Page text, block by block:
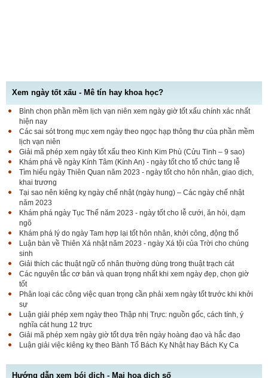
Xem ngày tốt xấu - Mê tín hay khoa học?
Bình chọn phần mềm lịch vạn niên xem ngày giờ tốt xấu chính xác nhất
hiện nay
Các sai sót trong mục xem ngày theo ngọc hạp thông thư của phần mềm
lịch vạn niên
Giải mã phép xem ngày tốt xấu theo Kinh Kim Phù (Cửu Tinh – 9 sao)
Khám phá về ngày Kính Tâm (Kính An) - ngày tốt cho tổ chức tang lễ
Tìm hiểu ngày Thiên Quan năm 2023 - ngày tốt cho hôn nhân, giao dịch,
khai trương
Tại sao nên kiêng kỵ ngày chế nhật (ngày hung) – Các ngày chế nhật
năm 2023
Khám phá ngày Tục Thế năm 2023 - ngày tốt cho lễ cưới, ăn hỏi, dạm
ngõ
Khám phá lý do ngày Tam hợp lại tốt hôn nhân, khởi công, động thổ
Luận bàn về Thiên Xá nhật năm 2023 - ngày Xá tội của Trời cho chúng
sinh
Giải thích các thuật ngữ cổ nhân thường dùng trong thuật trạch cát
Các nguyên tắc cơ bản và quan trọng nhất khi xem ngày đẹp, chọn giờ
tốt
Phân loại các công việc quan trọng cần phải xem ngày tốt trước khi khởi
sự
Luận giải phép xem ngày theo Thập nhị Trực: nguồn gốc, cách tính, ý
nghĩa cát hung 12 trực
Giải mã phép xem ngày giờ tốt dựa trên ngày hoàng đạo và hắc đạo
Luận giải việc kiêng kỵ theo Bành Tổ Bách Kỵ Nhật hay Bách Kỵ Ca
Hướng dẫn xem bói dịch - Mai hoa dịch số